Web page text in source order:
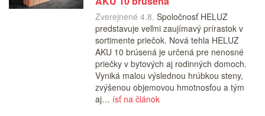
Zverejnené 4.8. Spoločnosť HELUZ
predstavuje veľmi zaujímavý prírastok v
sortimente priečok. Nová tehla HELUZ
AKU 10 brúsená je určená pre nenosné
priečky v bytových aj rodinných domoch.
Vyniká malou výslednou hrúbkou steny,
zvýšenou objemovou hmotnosťou a tým
aj… ísť na článok